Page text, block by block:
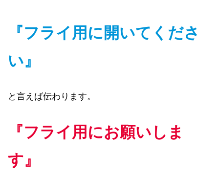
『フライ用に開いてくださ
い』
と言えば伝わります。
『フライ用にお願いしま
す』